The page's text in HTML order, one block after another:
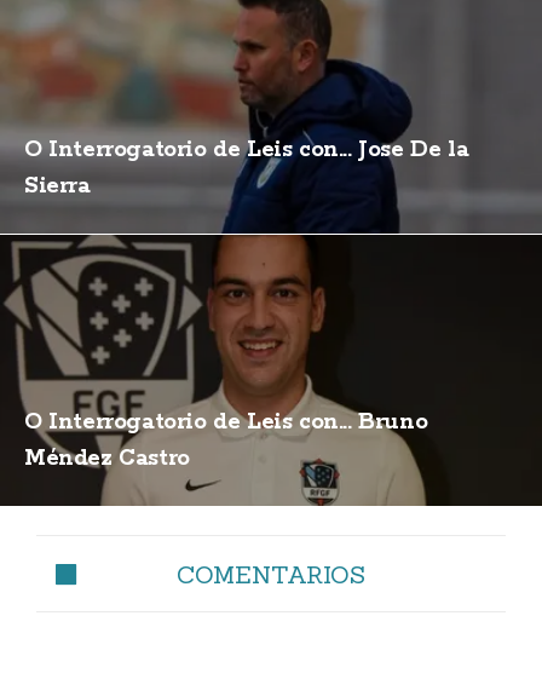
O Interrogatorio de Leis con... Jose De la
Sierra
O Interrogatorio de Leis con... Bruno
Méndez Castro
COMENTARIOS